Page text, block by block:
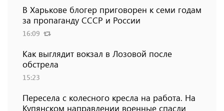
В Харькове блогер приговорен к семи годам
за пропаганду СССР и России
16:09
Как выглядит вокзал в Лозовой после
обстрела
15:23
Пересела с колесного кресла на работа. На
Купянском направлении военные спасли